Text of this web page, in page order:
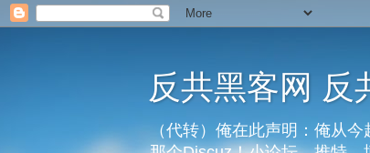
反共黑客网 反
（代转）俺在此声明：俺从